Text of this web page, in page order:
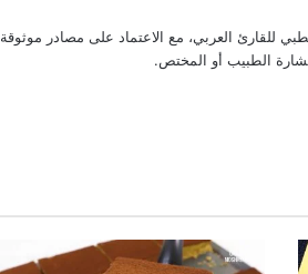
للقارئ العربي، مع الاعتماد على مصادر موثوقة
الطبيب أو المختص.